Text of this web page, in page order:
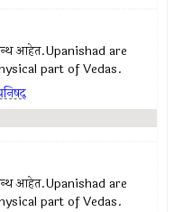
आहेत.Upanishad are
part of Vedas.
आहेत.Upanishad are
part of Vedas.